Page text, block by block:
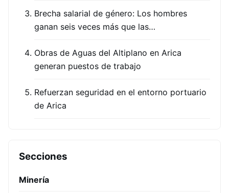
Brecha salarial de género: Los hombres
ganan seis veces más que las…
Obras de Aguas del Altiplano en Arica
generan puestos de trabajo
Refuerzan seguridad en el entorno portuario
de Arica
Secciones
Minería